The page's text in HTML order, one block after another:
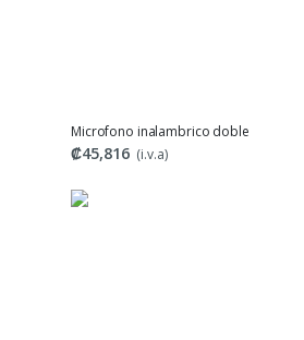
Microfono inalambrico doble
₡45,816 (i.v.a)